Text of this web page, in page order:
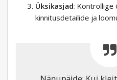
Üksikasjad: Kontrollige
kinnitusdetailide ja